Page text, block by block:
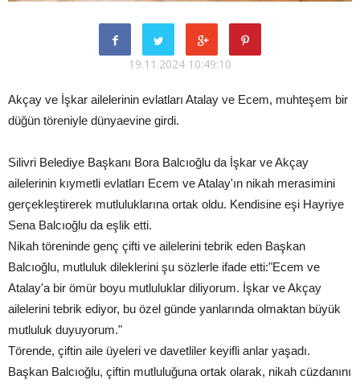
19.11.2024 10:49:10
Akçay ve İşkar ailelerinin evlatları Atalay ve Ecem, muhteşem bir
düğün töreniyle dünyaevine girdi.
Silivri Belediye Başkanı Bora Balcıoğlu da İşkar ve Akçay
ailelerinin kıymetli evlatları Ecem ve Atalay'ın nikah merasimini
gerçekleştirerek mutluluklarına ortak oldu. Kendisine eşi Hayriye
Sena Balcıoğlu da eşlik etti.
Nikah töreninde genç çifti ve ailelerini tebrik eden Başkan
Balcıoğlu, mutluluk dileklerini şu sözlerle ifade etti:"Ecem ve
Atalay'a bir ömür boyu mutluluklar diliyorum. İşkar ve Akçay
ailelerini tebrik ediyor, bu özel günde yanlarında olmaktan büyük
mutluluk duyuyorum."
Törende, çiftin aile üyeleri ve davetliler keyifli anlar yaşadı.
Başkan Balcıoğlu, çiftin mutluluğuna ortak olarak, nikah cüzdanını